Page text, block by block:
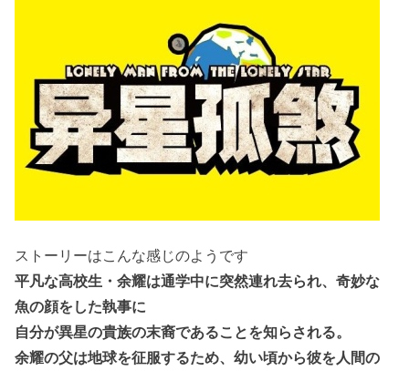
ストーリーはこんな感じのようです
平凡な高校生・余耀は通学中に突然連れ去られ、奇妙な
魚の顔をした執事に
自分が異星の貴族の末裔であることを知らされる。
余耀の父は地球を征服するため、幼い頃から彼を人間の